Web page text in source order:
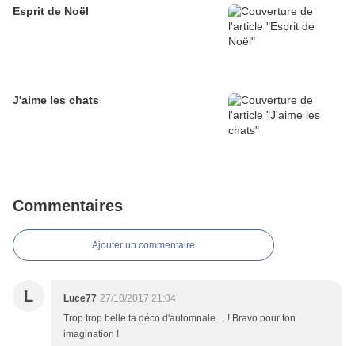
Esprit de Noël
J'aime les chats
Commentaires
Ajouter un commentaire
L Luce77 27/10/2017 21:04
Trop trop belle ta déco d'automnale ... ! Bravo pour ton
imagination !